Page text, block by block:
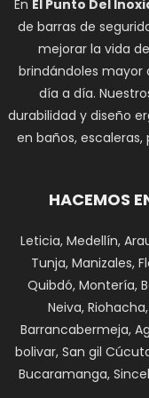
En El Punto Del
de barras de
mejorar la vida
brindándoles
día a día.
durabilidad y diseño
en baños,
HACEMOS
Leticia, Medellín,
Tunja, Manizales,
Quibdó, Montería,
Neiva,
Barrancabermeja,
bolivar, San gil
Bucaramanga,